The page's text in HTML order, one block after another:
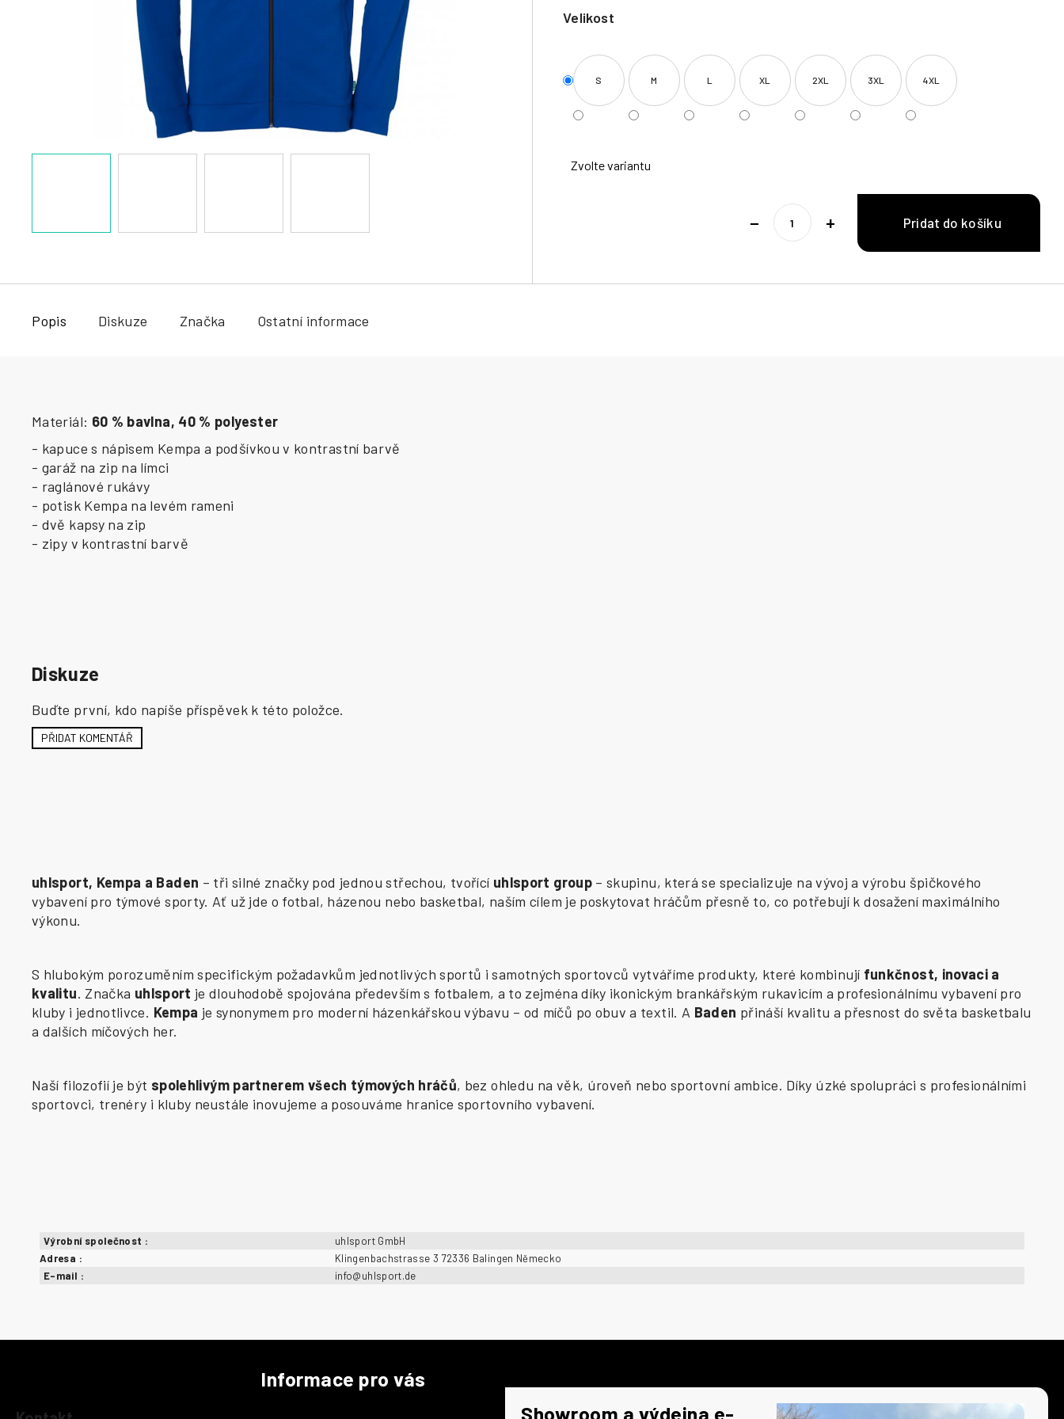
Velikost
S M L XL 2XL 3XL 4XL
Zvolte variantu
+
−
Popis Diskuze Značka Ostatní informace
Materiál: 60 % bavlna, 40 % polyester
- kapuce s nápisem Kempa a podšívkou v kontrastní barvě
- garáž na zip na límci
- raglánové rukávy
- potisk Kempa na levém rameni
- dvě kapsy na zip
- zipy v kontrastní barvě
Diskuze
Buďte první, kdo napíše příspěvek k této položce.
PŘIDAT KOMENTÁŘ
uhlsport, Kempa a Baden – tři silné značky pod jednou střechou, tvořící uhlsport group– skupinu, která se specializuje na vývoj a výrobu špičkového
vybavení pro týmové sporty. Ať už jde o fotbal, házenou nebo basketbal, naším cílem je poskytovat hráčům přesně to, co potřebují k dosažení maximálního
výkonu.
S hlubokým porozuměním specifickým požadavkům jednotlivých sportů i samotných sportovců vytváříme produkty, které kombinují funkčnost, inovaci a
kvalitu. Značka uhlsport je dlouhodobě spojována především s fotbalem, a to zejména díky ikonickým brankářským rukavicím a profesionálnímu vybavení pro
kluby i jednotlivce. Kempa je synonymem pro moderní házenkářskou výbavu – od míčů po obuv a textil. A Baden přináší kvalitu a přesnost do světa basketbalu
a dalších míčových her.
Naší filozofií je být spolehlivým partnerem všech týmových hráčů, bez ohledu na věk, úroveň nebo sportovní ambice. Díky úzké spolupráci s profesionálními
sportovci, trenéry i kluby neustále inovujeme a posouváme hranice sportovního vybavení.
Výrobní společnost :
uhlsport GmbH
Adresa :
Klingenbachstrasse 3 72336 Balingen Německo
E-mail : info@uhlsport.de
Informace pro vás
Showroom a výdejna e-